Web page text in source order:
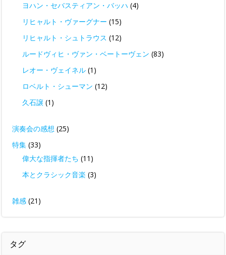
ヨハン・セバスティアン・バッハ (4)
リヒャルト・ヴァーグナー (15)
リヒャルト・シュトラウス (12)
ルードヴィヒ・ヴァン・ベートーヴェン (83)
レオー・ヴェイネル (1)
ロベルト・シューマン (12)
久石譲 (1)
演奏会の感想 (25)
特集 (33)
偉大な指揮者たち (11)
本とクラシック音楽 (3)
雑感 (21)
タグ